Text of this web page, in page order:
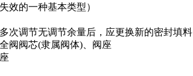
的一种基本类型）
调节无调节余量后，应更换新的密封填料
阀芯(隶属阀体)、阀座